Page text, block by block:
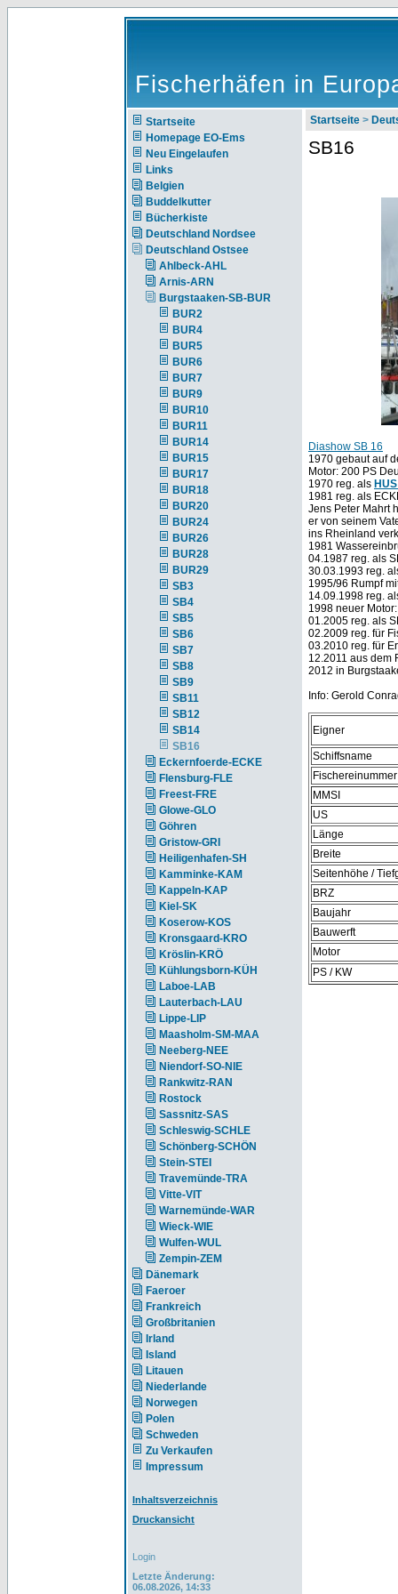
Fischerhäfen in
Startseite
Homepage EO-Ems
Neu Eingelaufen
Links
Belgien
Buddelkutter
Bücherkiste
Deutschland Nordsee
Deutschland Ostsee
Ahlbeck-AHL
Arnis-ARN
Burgstaaken-SB-BUR
BUR2
BUR4
BUR5
BUR6
BUR7
BUR9
BUR10
BUR11
BUR14
BUR15
BUR17
BUR18
BUR20
BUR24
BUR26
BUR28
BUR29
SB3
SB4
SB5
SB6
SB7
SB8
SB9
SB11
SB12
SB14
SB16
Eckernfoerde-ECKE
Flensburg-FLE
Freest-FRE
Glowe-GLO
Göhren
Gristow-GRI
Heiligenhafen-SH
Kamminke-KAM
Kappeln-KAP
Kiel-SK
Koserow-KOS
Kronsgaard-KRO
Kröslin-KRÖ
Kühlungsborn-KÜH
Laboe-LAB
Lauterbach-LAU
Lippe-LIP
Maasholm-SM-MAA
Neeberg-NEE
Niendorf-SO-NIE
Rankwitz-RAN
Rostock
Sassnitz-SAS
Schleswig-SCHLE
Schönberg-SCHÖN
Stein-STEI
Travemünde-TRA
Vitte-VIT
Warnemünde-WAR
Wieck-WIE
Wulfen-WUL
Zempin-ZEM
Dänemark
Faeroer
Frankreich
Großbritanien
Irland
Island
Litauen
Niederlande
Norwegen
Polen
Schweden
Zu Verkaufen
Impressum
Inhaltsverzeichnis
Druckansicht
Login
Letzte Änderung:
06.08.2026, 14:33
Startseite >
SB16
Diashow SB 16
1970 gebaut auf
Motor: 200 PS
1970 reg. als
1981 reg. als
Jens Peter Mahrt
er von seinem
ins Rheinland
1981
04.1987 reg. als
30.03.1993 reg.
1995/96 Rumpf
14.09.1998 reg.
1998 neuer
01.2005 reg. als
02.2009 reg. für
03.2010 reg. für
12.2011 aus dem
2012 in
Info: Gerold
Eigner
Schiffsname
Fischereinummer
MMSI
US
Länge
Breite
Seitenhöhe /
BRZ
Baujahr
Bauwerft
Motor
PS / KW